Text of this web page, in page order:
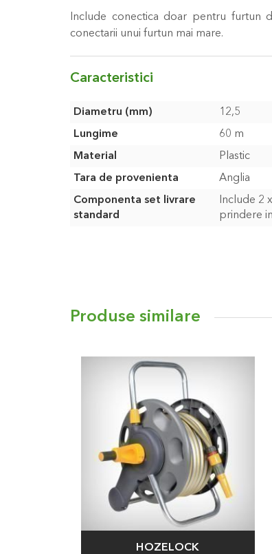
Include conectica doar pentru furtun
conectarii unui furtun mai mare.
Caracteristici
Caracteristici
Diametru (mm)
12,5
Lungime
60 m
Material
Plastic
Tara de provenienta
Anglia
Componenta set livrare
standard
Include 2
prindere
Produse similare
HOZELOCK